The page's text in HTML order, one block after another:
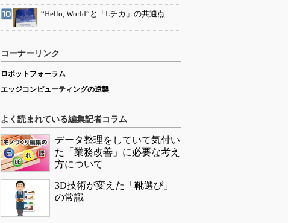
“Hello, World”と「Lチカ」の共通点
コーナーリンク
ロボットフォーラム
エッジコンピューティングの逆襲
よく読まれている編集記者コラム
データ整理をしていて気付い
た「業務改善」に必要な考え
方について
3D技術が変えた「靴選び」
の常識